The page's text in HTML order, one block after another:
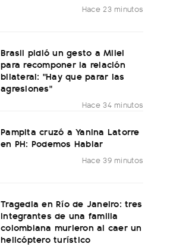
Hace 23 minutos
Brasil pidió un gesto a Milei
para recomponer la relación
bilateral: "Hay que parar las
agresiones"
Hace 34 minutos
Pampita cruzó a Yanina Latorre
en PH: Podemos Hablar
Hace 39 minutos
Tragedia en Río de Janeiro: tres
integrantes de una familia
colombiana murieron al caer un
helicóptero turístico